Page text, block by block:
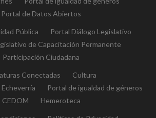
Portal de Datos Abiertos
Pública
Portal Diálogo Legislativo
de Capacitación Permanente
Participación Ciudadana
Conectadas
Cultura
Portal de igualdad de géneros
CEDOM
Hemeroteca